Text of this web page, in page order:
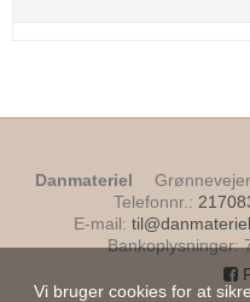
Vi bruger cookies for at
Danmateriel
Telefonnr. :
E-mail:
Bankoplysninger: